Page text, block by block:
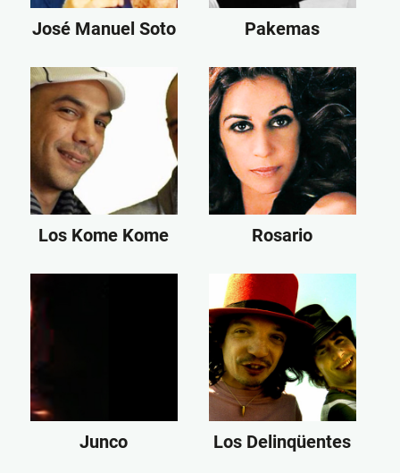
José Manuel Soto Pakemas
Los Kome Kome Rosario
Junco Los Delinqüentes